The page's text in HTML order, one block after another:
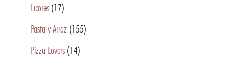
Licores (17)
Pasta y Arroz (155)
Pizza Lovers (14)